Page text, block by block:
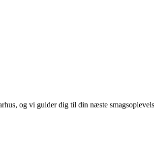
og vi guider dig til din næste